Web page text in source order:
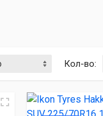
Кол-во: